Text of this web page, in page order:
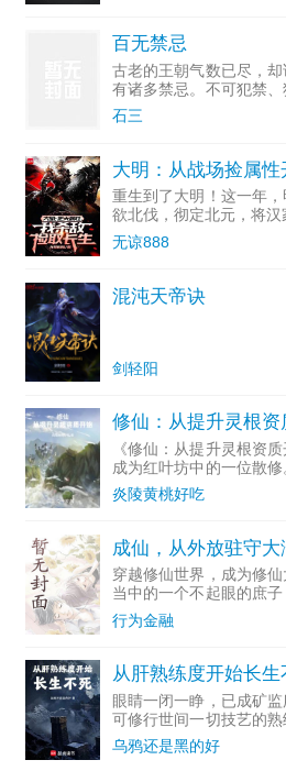
百无禁忌
古老的王朝气数已尽，
有诸多禁忌。不可犯禁、
牢记今日禁忌。城墙根
泽……潜藏着无数的怪诞
石三
大明：从战场捡属性
重生到了大明！这一年
欲北伐，彻定北元，将汉
无谅888
混沌天帝诀
剑轻阳
修仙：从提升灵根资
《修仙：从提升灵根资
成为红叶坊中的一位散
质竟然能够不断提升。
炎陵黄桃好吃
成仙，从外放驻守
穿越修仙世界，成为修
当中的一个不起眼的庶
的便宜兄...
行为金融
从肝熟练度开始长生
眼睛一闭一睁，已成矿
可修行世间一切技艺的熟
群雄割据...
乌鸦还是黑的好